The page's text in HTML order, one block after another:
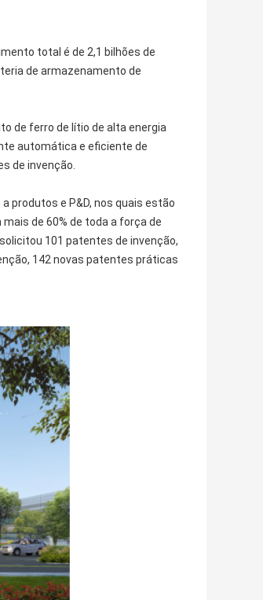
total é de 2,1 bilhões de
de armazenamento de
de ferro de lítio de alta energia
automática e eficiente de
de invenção.
produtos e P&D, nos quais estão
de 60% de toda a força de
101 patentes de invenção,
142 novas patentes práticas